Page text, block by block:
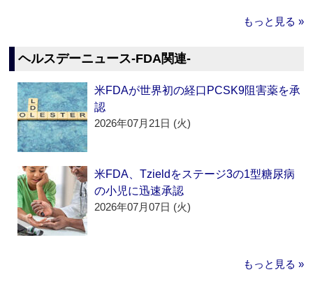
もっと見る »
ヘルスデーニュース‐FDA関連‐
米FDAが世界初の経口PCSK9阻害薬を承
認
2026年07月21日 (火)
米FDA、Tzieldをステージ3の1型糖尿病
の小児に迅速承認
2026年07月07日 (火)
もっと見る »